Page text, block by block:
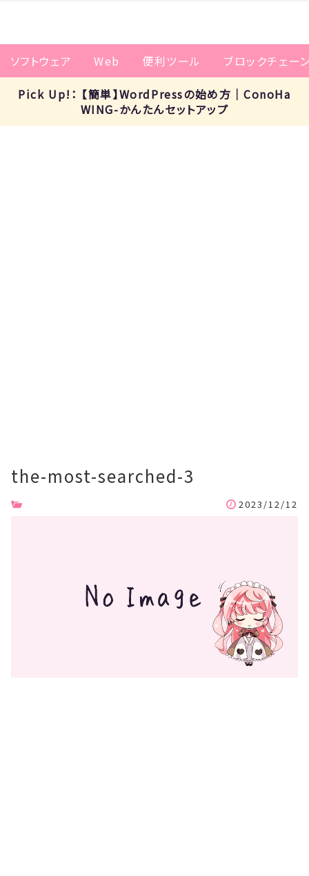
ソフトウェア Web 便利ツール
ブロックチェー
Pick Up!： 【簡単】WordPressの始め方｜ConoHa
WING-かんたんセットアップ
the-most-searched-3
2023/12/12